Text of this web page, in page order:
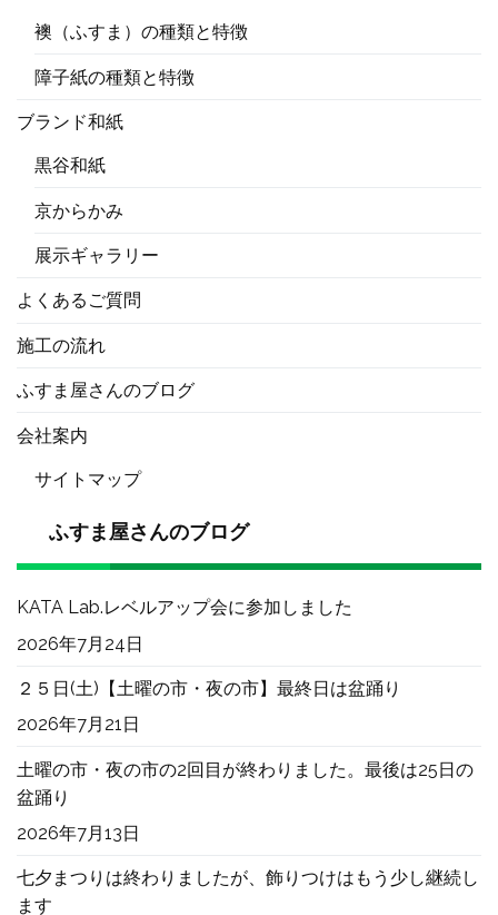
襖（ふすま）の種類と特徴
障子紙の種類と特徴
ブランド和紙
黒谷和紙
京からかみ
展示ギャラリー
よくあるご質問
施工の流れ
ふすま屋さんのブログ
会社案内
サイトマップ
ふすま屋さんのブログ
KATA Lab.レベルアップ会に参加しました
2026年7月24日
２５日(土)【土曜の市・夜の市】最終日は盆踊り
2026年7月21日
土曜の市・夜の市の2回目が終わりました。最後は25日の
盆踊り
2026年7月13日
七夕まつりは終わりましたが、飾りつけはもう少し継続し
ます